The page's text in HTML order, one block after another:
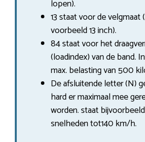
lopen).
13 staat voor de velgmaat
voorbeeld 13 inch).
84 staat voor het
(loadindex) van de band.
max. belasting van 500
De afsluitende letter (N)
hard er maximaal mee
worden. staat
snelheden tot140 km/h.